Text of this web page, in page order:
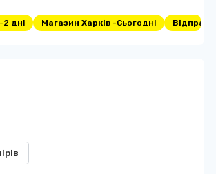
2 дні Магазин Харків -Сьогодні